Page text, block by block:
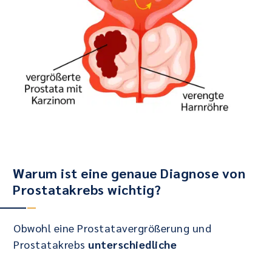
Warum ist eine genaue Diagnose von
Prostatakrebs wichtig?
Obwohl eine Prostatavergrößerung und
Prostatakrebs unterschiedliche